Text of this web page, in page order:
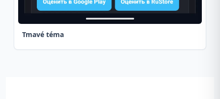
Tmavé téma